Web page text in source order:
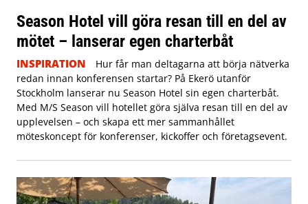
Season Hotel vill göra resan till en del av
mötet – lanserar egen charterbåt
INSPIRATION
Hur får man deltagarna att börja nätverka
redan innan konferensen startar? På Ekerö utanför
Stockholm lanserar nu Season Hotel sin egen charterbåt.
Med M/S Season vill hotellet göra själva resan till en del av
upplevelsen – och skapa ett mer sammanhållet
möteskoncept för konferenser, kickoffer och företagsevent.